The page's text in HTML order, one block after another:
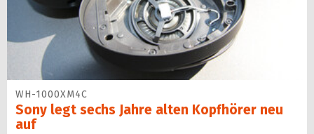
WH-1000XM4C
Sony legt sechs Jahre alten Kopfhörer neu
auf